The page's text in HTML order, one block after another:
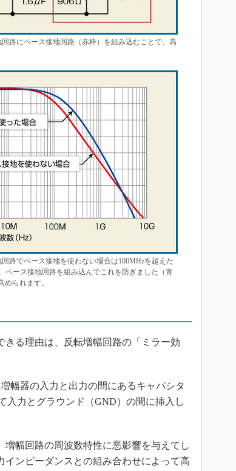
路にベース接地回路（赤枠）を組み込むことで、高
路でベース接地を使わない場合は100MHzを超えた
ベース接地回路を組み込んでこれを防ぎました（青
られます。
る理由は、反転増幅回路の「ミラー効
幅器の入力と出力の間にあるキャパシタ
入力とグラウンド（GND）の間に挿入し
幅回路の周波数特性に悪影響を与えてし
ンピーダンスとの組み合わせによって高